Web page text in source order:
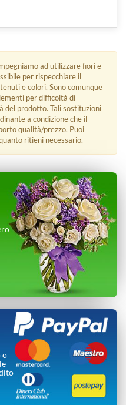
ad utilizzare fiori e
per rispecchiare il
e colori. Sono comunque
per difficoltà di
del prodotto. Tali sostituzioni
a condizione che il
qualità/prezzo. Puoi
ritieni necessario.
o